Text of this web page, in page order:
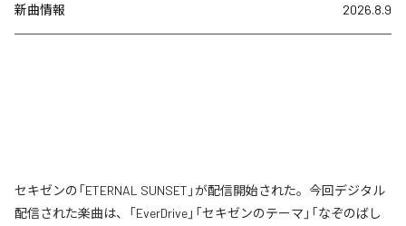
新曲情報 2026.8.9
セキゼンの「ETERNAL SUNSET」が配信開始された。今回デジタル
配信された楽曲は、「EverDrive」「セキゼンのテーマ」「なぞのばし